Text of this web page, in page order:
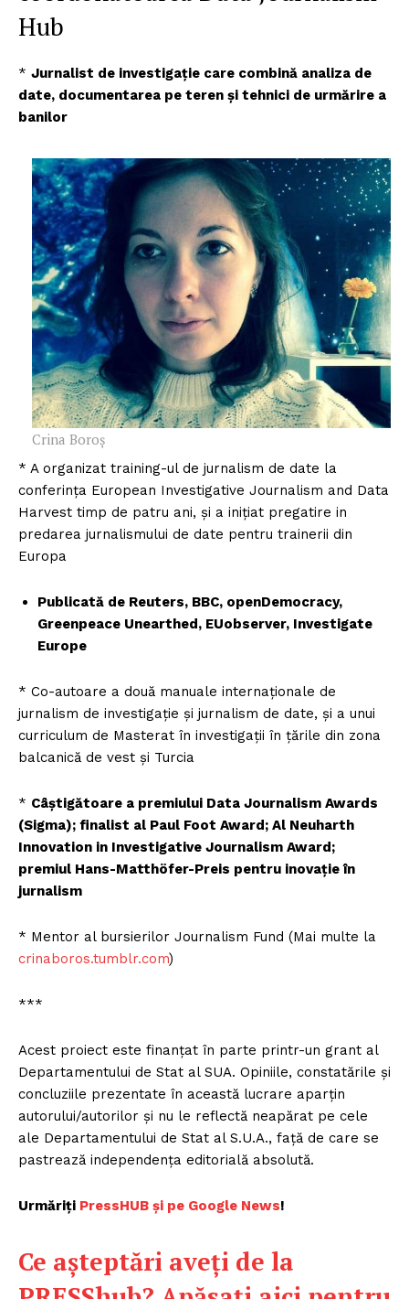
Hub
* Jurnalist de investigație care combină analiza de
date, documentarea pe teren și tehnici de urmărire a
banilor
Crina Boroș
* A organizat training-ul de jurnalism de date la
conferința European Investigative Journalism and Data
Harvest timp de patru ani, şi a inițiat pregatire in
predarea jurnalismului de date pentru trainerii din
Europa
Publicată de Reuters, BBC, openDemocracy,
Greenpeace Unearthed, EUobserver, Investigate
Europe
* Co-autoare a două manuale internaționale de
jurnalism de investigație și jurnalism de date, și a unui
curriculum de Masterat în investigații în țările din zona
balcanică de vest şi Turcia
* Câștigătoare a premiului Data Journalism Awards
(Sigma); finalist al Paul Foot Award; Al Neuharth
Innovation in Investigative Journalism Award;
premiul Hans-Matthöfer-Preis pentru inovație în
jurnalism
* Mentor al bursierilor Journalism Fund (Mai multe la
crinaboros.tumblr.com)
***
Acest proiect este finanțat în parte printr-un grant al
Departamentului de Stat al SUA. Opiniile, constatările şi
concluziile prezentate în această lucrare aparțin
autorului/autorilor şi nu le reflectă neapărat pe cele
ale Departamentului de Stat al S.U.A., față de care se
pastrează independența editorială absolută.
Urmăriți PressHUB și pe Google News!
Ce așteptări aveți de la